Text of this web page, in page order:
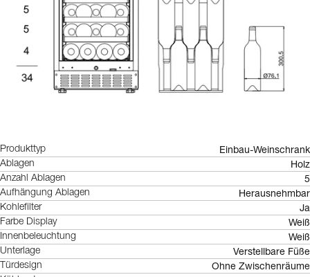
Produkttyp Einbau-Weinschrank
Ablagen Holz
Anzahl Ablagen 5
Aufhängung Ablagen Herausnehmbar
Kohlefilter Ja
Farbe Display Weiß
Innenbeleuchtung Weiß
Unterlage Verstellbare Füße
Türdesign Ohne Zwischenräume